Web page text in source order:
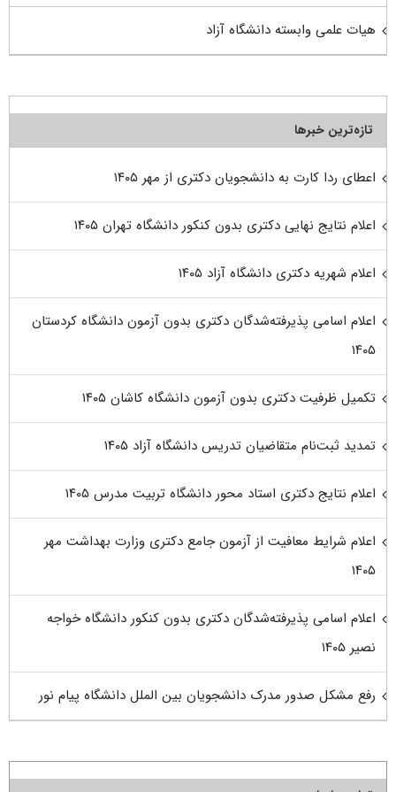
هیات علمی وابسته دانشگاه آزاد
تازه‌ترین خبرها
اعطای ردا کارت به دانشجویان دکتری از مهر ۱۴۰۵
اعلام نتایج نهایی دکتری بدون کنکور دانشگاه تهران ۱۴۰۵
اعلام شهریه دکتری دانشگاه آزاد ۱۴۰۵
اعلام اسامی پذیرفته‌شدگان دکتری بدون آزمون دانشگاه کردستان
۱۴۰۵
تکمیل ظرفیت دکتری بدون آزمون دانشگاه کاشان ۱۴۰۵
تمدید ثبت‌نام متقاضیان تدریس دانشگاه آزاد ۱۴۰۵
اعلام نتایج دکتری استاد محور دانشگاه تربیت مدرس ۱۴۰۵
اعلام شرایط معافیت از آزمون جامع دکتری وزارت بهداشت مهر
۱۴۰۵
اعلام اسامی پذیرفته‌شدگان دکتری بدون کنکور دانشگاه خواجه
نصیر ۱۴۰۵
رفع مشکل صدور مدرک دانشجویان بین الملل دانشگاه پیام نور